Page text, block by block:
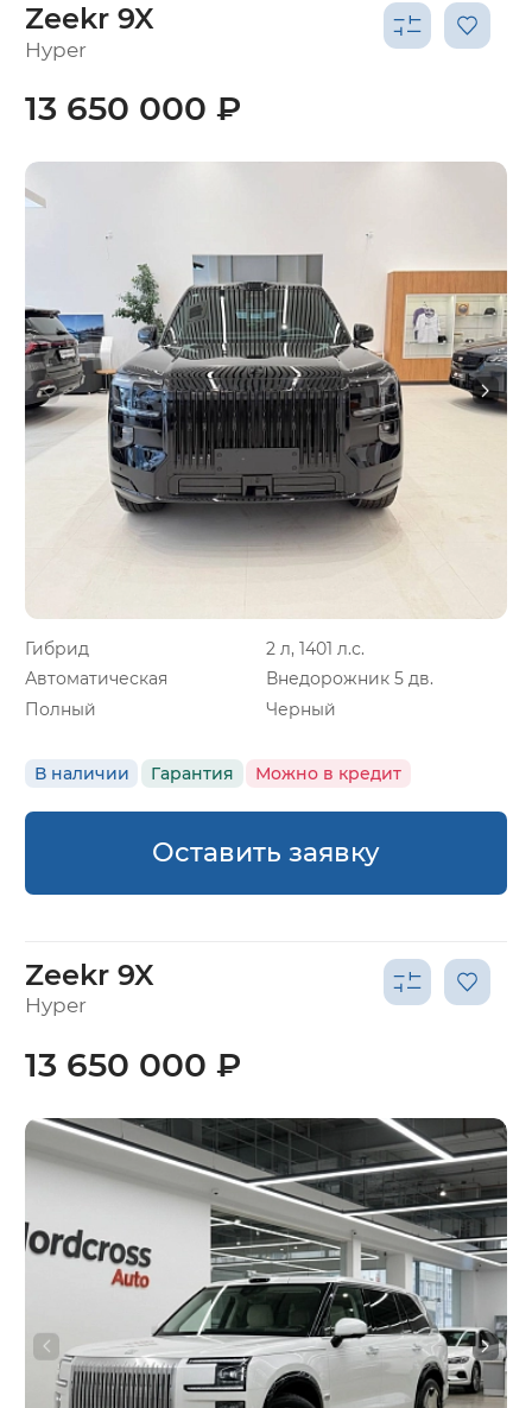
Zeekr 9X
Hyper
Гибрид
2 л, 1401 л.с.
Автоматическая
Внедорожник 5 дв.
Полный
Черный
В наличии Гарантия Можно в кредит
13 650 000 ₽
Оставить заявку
Zeekr 9X
Hyper
13 650 000 ₽